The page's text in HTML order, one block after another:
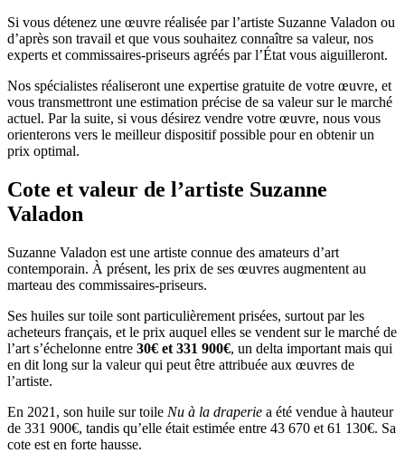
Si vous détenez une œuvre réalisée par l’artiste Suzanne Valadon ou
d’après son travail et que vous souhaitez connaître sa valeur, nos
experts et commissaires-priseurs agréés par l’État vous aiguilleront.
Nos spécialistes réaliseront une expertise gratuite de votre œuvre, et
vous transmettront une estimation précise de sa valeur sur le marché
actuel. Par la suite, si vous désirez vendre votre œuvre, nous vous
orienterons vers le meilleur dispositif possible pour en obtenir un
prix optimal.
Cote et valeur de l’artiste Suzanne
Valadon
Suzanne Valadon est une artiste connue des amateurs d’art
contemporain. À présent, les prix de ses œuvres augmentent au
marteau des commissaires-priseurs.
Ses huiles sur toile sont particulièrement prisées, surtout par les
acheteurs français, et le prix auquel elles se vendent sur le marché de
l’art s’échelonne entre 30€ et 331 900€, un delta important mais qui
en dit long sur la valeur qui peut être attribuée aux œuvres de
l’artiste.
En 2021, son huile sur toile Nu à la draperie a été vendue à hauteur
de 331 900€, tandis qu’elle était estimée entre 43 670 et 61 130€. Sa
cote est en forte hausse.